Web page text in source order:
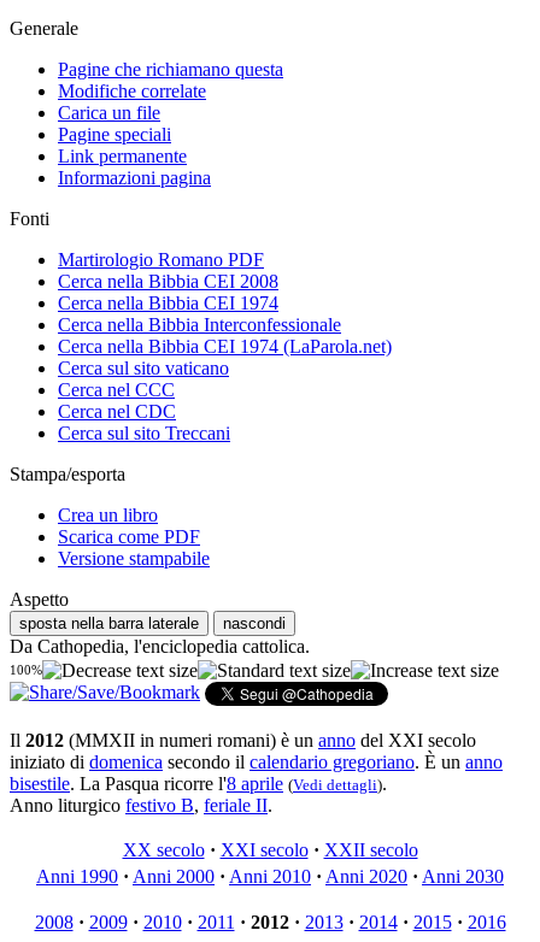
Generale
Pagine che richiamano questa
Modifiche correlate
Carica un file
Pagine speciali
Link permanente
Informazioni pagina
Fonti
Martirologio Romano PDF
Cerca nella Bibbia CEI 2008
Cerca nella Bibbia CEI 1974
Cerca nella Bibbia Interconfessionale
Cerca nella Bibbia CEI 1974 (LaParola.net)
Cerca sul sito vaticano
Cerca nel CCC
Cerca nel CDC
Cerca sul sito Treccani
Stampa/esporta
Crea un libro
Scarica come PDF
Versione stampabile
Aspetto
sposta nella barra laterale nascondi
Da Cathopedia, l'enciclopedia cattolica.
100%
Il 2012 (MMXII in numeri romani) è un anno del XXI secolo
iniziato di domenica secondo il calendario gregoriano. È un anno
bisestile. La Pasqua ricorre l'8 aprile (Vedi dettagli).
Anno liturgico festivo B, feriale II.
XX secolo· XXI secolo· XXII secolo
Anni 1990 · Anni 2000 · Anni 2010 · Anni 2020 · Anni 2030
2008· 2009· 2010· 2011 · 2012· 2013· 2014· 2015· 2016